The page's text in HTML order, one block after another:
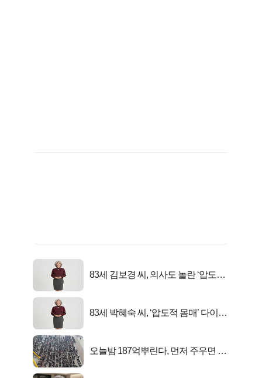
83세 김보경 씨, 의사도 놀란 ‘압도적
83세 박혜숙 씨, ‘압도적 몸매’ 다이어
오늘밤 187억뿌린다, 먼저 주우면 최